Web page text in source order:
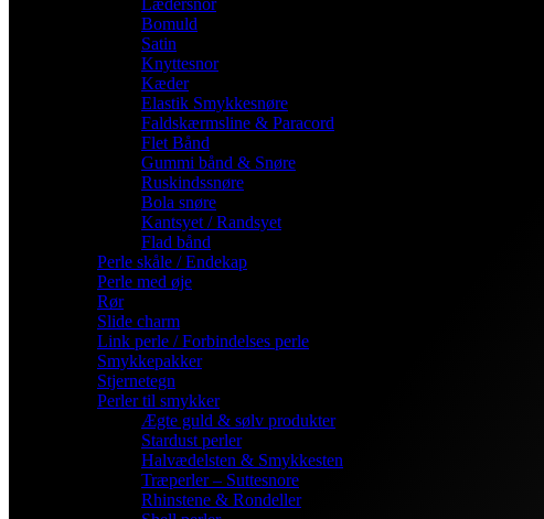
Lædersnor
Bomuld
Satin
Knyttesnor
Kæder
Elastik Smykkesnøre
Faldskærmsline & Paracord
Flet Bånd
Gummi bånd & Snøre
Ruskindssnøre
Bola snøre
Kantsyet / Randsyet
Flad bånd
Perle skåle / Endekap
Perle med øje
Rør
Slide charm
Link perle / Forbindelses perle
Smykkepakker
Stjernetegn
Perler til smykker
Ægte guld & sølv produkter
Stardust perler
Halvædelsten & Smykkesten
Træperler – Suttesnore
Rhinstene & Rondeller